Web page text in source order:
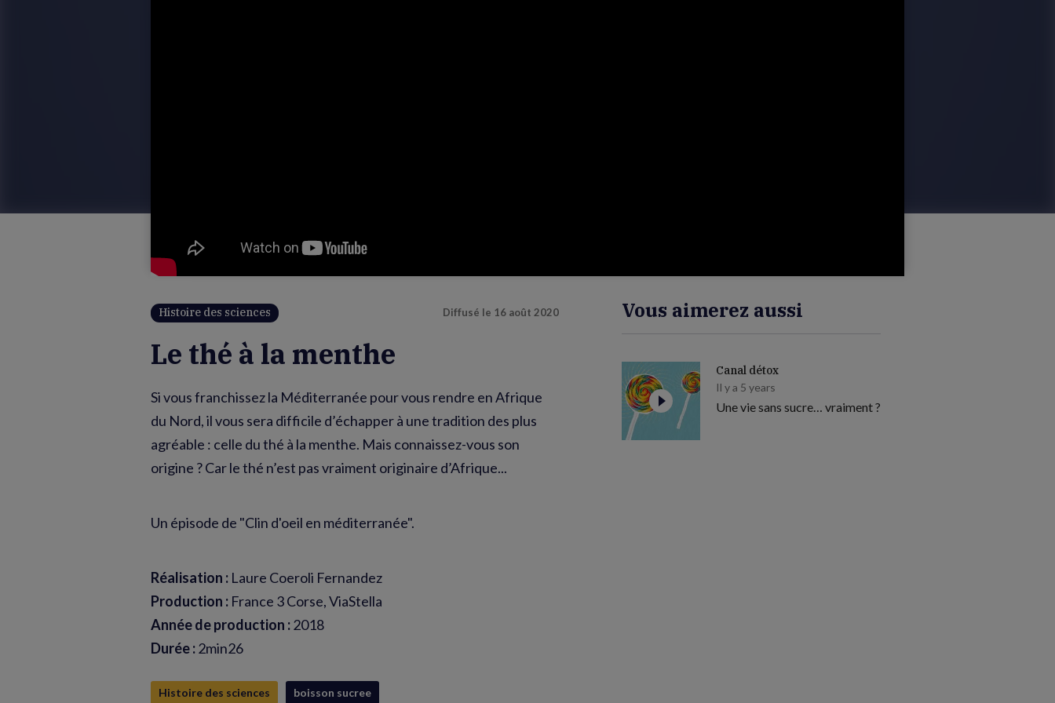
Histoire des sciences Diffusé le 16 août 2020
Le thé à la menthe
Si vous franchissez la Méditerranée pour vous rendre en Afrique
du Nord, il vous sera difficile d’échapper à une tradition des plus
agréable : celle du thé à la menthe. Mais connaissez-vous son
origine ? Car le thé n’est pas vraiment originaire d’Afrique...
Un épisode de "Clin d'oeil en méditerranée".
Réalisation : Laure Coeroli Fernandez
Production : France 3 Corse, ViaStella
Année de production :2018
Durée :2min26
Histoire des sciences boisson sucree
Vous aimerez aussi
Canal détox
Il y a 5 years
Une vie sans sucre… vraiment ?